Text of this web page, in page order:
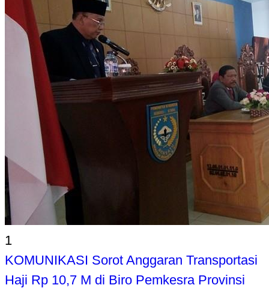
1
KOMUNIKASI Sorot Anggaran Transportasi
Haji Rp 10,7 M di Biro Pemkesra Provinsi